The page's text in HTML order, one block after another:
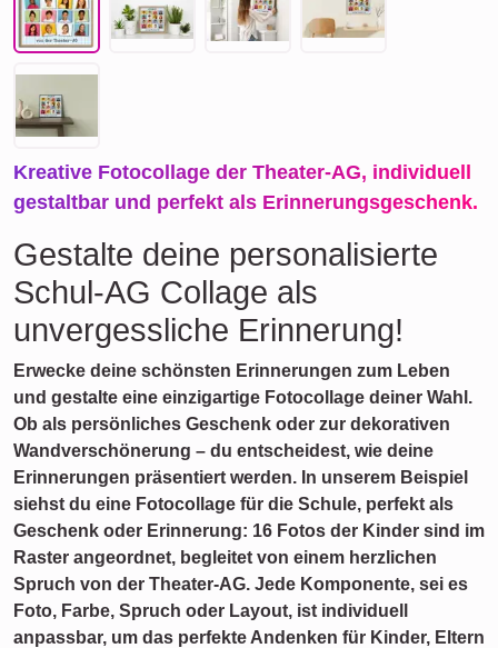
Kreative Fotocollage der Theater-AG, individuell
gestaltbar und perfekt als Erinnerungsgeschenk.
Gestalte deine personalisierte
Schul-AG Collage als
unvergessliche Erinnerung!
Erwecke deine schönsten Erinnerungen zum Leben
und gestalte eine einzigartige Fotocollage deiner Wahl.
Ob als persönliches Geschenk oder zur dekorativen
Wandverschönerung – du entscheidest, wie deine
Erinnerungen präsentiert werden. In unserem Beispiel
siehst du eine Fotocollage für die Schule, perfekt als
Geschenk oder Erinnerung: 16 Fotos der Kinder sind im
Raster angeordnet, begleitet von einem herzlichen
Spruch von der Theater-AG. Jede Komponente, sei es
Foto, Farbe, Spruch oder Layout, ist individuell
anpassbar, um das perfekte Andenken für Kinder, Eltern